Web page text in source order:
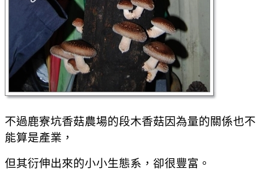
不過鹿寮坑香菇農場的段木香菇因為量的關係也不
能算是產業，
但其衍伸出來的小小生態系，卻很豐富。